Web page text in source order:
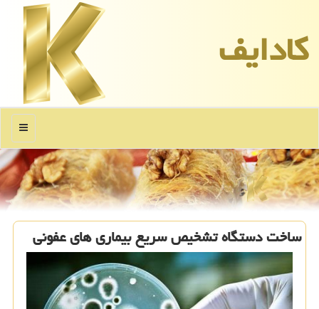
كادایف
منو
ساخت دستگاه تشخیص سریع بیماری های عفونی